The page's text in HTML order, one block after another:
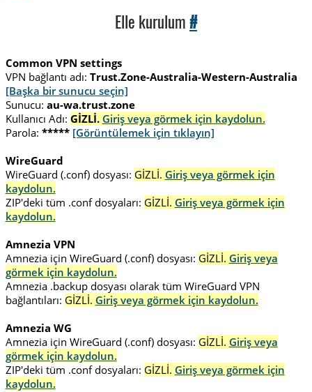
Elle kurulum #
Common VPN settings
VPN bağlantı adı: Trust.Zone-Australia-Western-Australia
[Başka bir sunucu seçin]
Sunucu: au-wa.trust.zone
Kullanıcı Adı: GİZLİ. Giriş veya görmek için kaydolun.
Parola: ***** [Görüntülemek için tıklayın]
WireGuard
WireGuard (.conf) dosyası: GİZLİ. Giriş veya görmek için
kaydolun.
ZIP'deki tüm .conf dosyaları: GİZLİ. Giriş veya görmek için
kaydolun.
Amnezia VPN
Amnezia için WireGuard (.conf) dosyası: GİZLİ. Giriş veya
görmek için kaydolun.
Amnezia .backup dosyası olarak tüm WireGuard VPN
bağlantıları: GİZLİ. Giriş veya görmek için kaydolun.
Amnezia WG
Amnezia için WireGuard (.conf) dosyası: GİZLİ. Giriş veya
görmek için kaydolun.
ZIP'deki tüm .conf dosyaları: GİZLİ. Giriş veya görmek için
kaydolun.